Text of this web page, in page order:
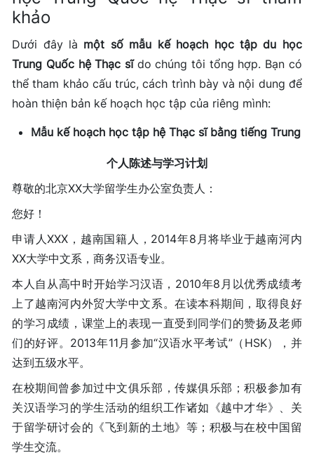
khảo
Dưới đây là một số mẫu kế hoạch học tập du học
Trung Quốc hệ Thạc sĩdo chúng tôi tổng hợp. Bạn có
thể tham khảo cấu trúc, cách trình bày và nội dung để
hoàn thiện bản kế hoạch học tập của riêng mình:
Mẫu kế hoạch học tập hệ Thạc sĩ bằng tiếng Trung
个人陈述与学习计划
尊敬的北京XX大学留学生办公室负责人：
您好！
申请人XXX，越南国籍人，2014年8月将毕业于越南河内
XX大学中文系，商务汉语专业。
本人自从高中时开始学习汉语，2010年8月以优秀成绩考
上了越南河内外贸大学中文系。在读本科期间，取得良好
的学习成绩，课堂上的表现一直受到同学们的赞扬及老师
们的好评。2013年11月参加“汉语水平考试”（HSK），并
达到五级水平。
在校期间曾参加过中文俱乐部，传媒俱乐部；积极参加有
关汉语学习的学生活动的组织工作诸如《越中才华》、关
于留学研讨会的《飞到新的土地》等；积极与在校中国留
学生交流。